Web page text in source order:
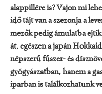
alappillére is? Vajon mi
idő tájt van a szezonja a
mezők pedig ámulatba
át, egészen a japán
népszerű fűszer- és
gyógyászatban, hanem a
iparban is találkozhatunk